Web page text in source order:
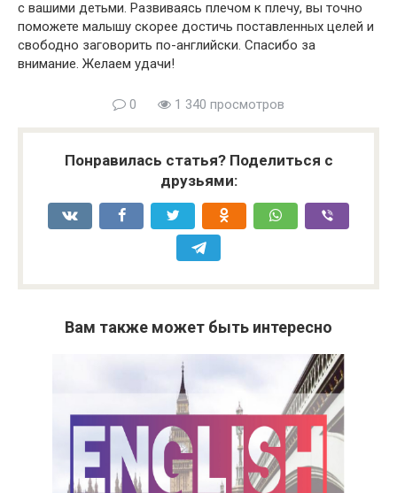
с вашими детьми. Развиваясь плечом к плечу, вы точно
поможете малышу скорее достичь поставленных целей и
свободно заговорить по-английски. Спасибо за
внимание. Желаем удачи!
0 1 340 просмотров
Понравилась статья? Поделиться с
друзьями:
Вам также может быть интересно